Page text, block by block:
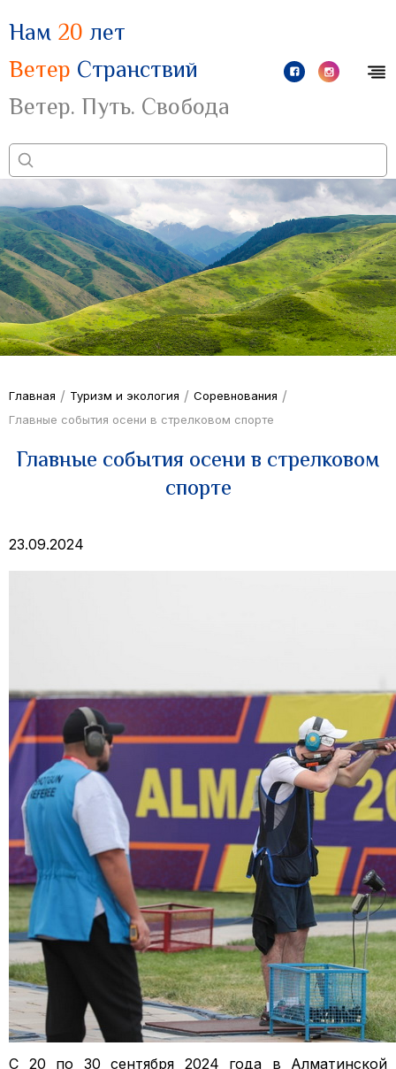
Нам 20 лет
Ветер Странствий
Ветер. Путь. Свобода
Главная / Туризм и экология / Соревнования /
Главные события осени в стрелковом спорте
Главные события осени в стрелковом
спорте
23.09.2024
С 20 по 30 сентября 2024 года в Алматинской